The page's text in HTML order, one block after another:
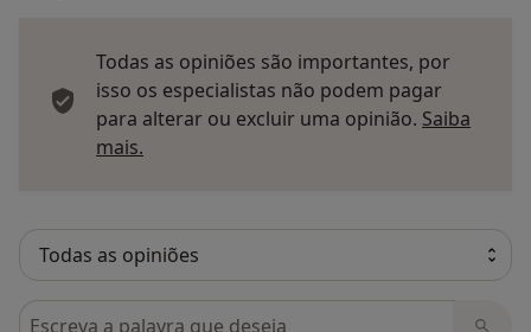
Todas as opiniões são importantes, por
isso os especialistas não podem pagar
para alterar ou excluir uma opinião. Saiba
mais.
Pesquisar em opiniões